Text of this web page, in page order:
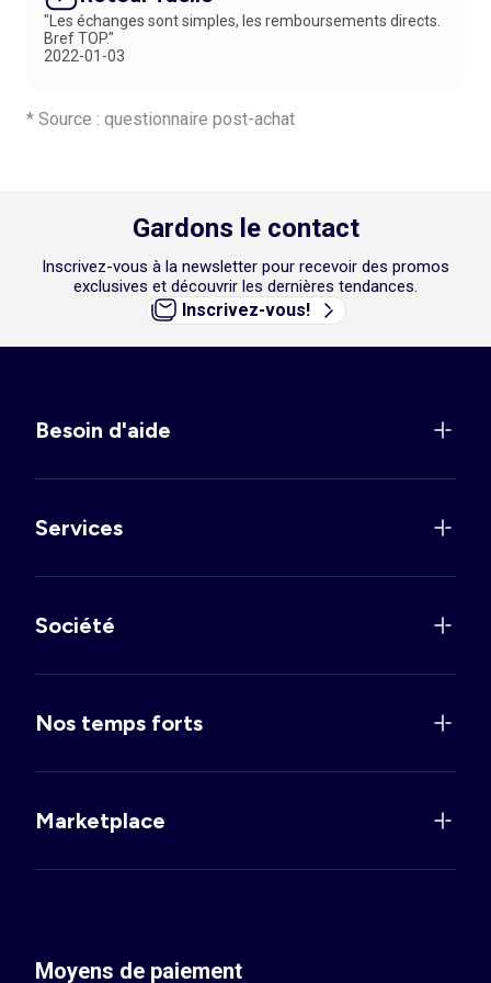
Une solution simple et pratique pour équiper votre bébé avec des
options conçues pour son aisance au quotidien.
"Les échanges sont simples, les remboursements directs.
Bref TOP."
2022-01-03
* Source : questionnaire post-achat
Gardons le contact
Inscrivez-vous à la newsletter pour recevoir des promos
exclusives et découvrir les dernières tendances.
Inscrivez-vous!
Besoin d'aide
Services
Société
Nos temps forts
Marketplace
Moyens de paiement